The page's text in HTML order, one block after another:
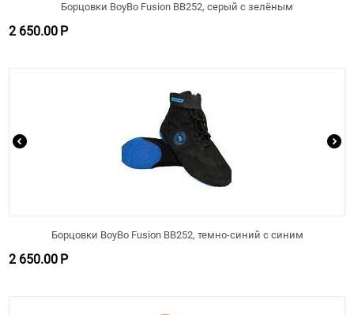
Борцовки BoyBo Fusion BB252, серый с зелёным
2 650.00 Р
Борцовки BoyBo Fusion BB252, темно-синий с синим
2 650.00 Р